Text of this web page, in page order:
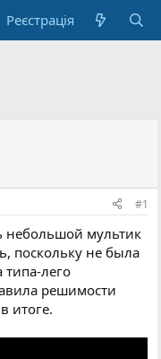
Реєстрація
#1
небольшой мультик
поскольку не была
типа-лего
решимости
итоге.